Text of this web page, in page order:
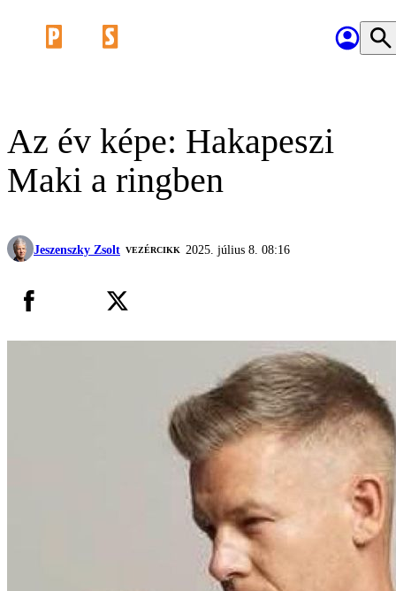
Az év képe: Hakapeszi
Maki a ringben
Jeszenszky Zsolt VEZÉRCIKK 2025. július 8. 08:16